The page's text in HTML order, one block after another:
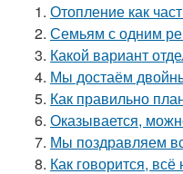
1. Отопление как
2. Семьям с одним
3. Какой вариант
4. Мы достаём
5. Как правильно
6. Оказывается,
7. Мы поздравляем
8. Как говорится,